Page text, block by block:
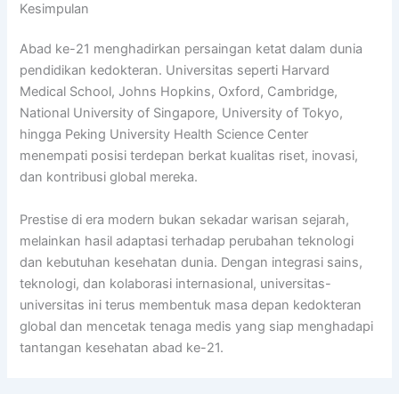
Kesimpulan
Abad ke-21 menghadirkan persaingan ketat dalam dunia
pendidikan kedokteran. Universitas seperti Harvard
Medical School, Johns Hopkins, Oxford, Cambridge,
National University of Singapore, University of Tokyo,
hingga Peking University Health Science Center
menempati posisi terdepan berkat kualitas riset, inovasi,
dan kontribusi global mereka.
Prestise di era modern bukan sekadar warisan sejarah,
melainkan hasil adaptasi terhadap perubahan teknologi
dan kebutuhan kesehatan dunia. Dengan integrasi sains,
teknologi, dan kolaborasi internasional, universitas-
universitas ini terus membentuk masa depan kedokteran
global dan mencetak tenaga medis yang siap menghadapi
tantangan kesehatan abad ke-21.